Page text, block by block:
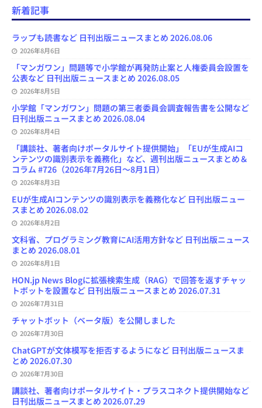
e
b
o
k
s
y
o
o
n
a
s
u
e
C
a
n
n
l
l
新着記事
ラップも読書など 日刊出版ニュースまとめ 2026.08.06
2026年8月6日
「マンガワン」問題等で小学館が再発防止案と人権委員会設置を
公表など 日刊出版ニュースまとめ 2026.08.05
2026年8月5日
小学館「マンガワン」問題の第三者委員会調査報告書を公開など
日刊出版ニュースまとめ 2026.08.04
2026年8月4日
「講談社、著者向けポータルサイト提供開始」「EUが生成AIコ
ンテンツの識別表示を義務化」など、週刊出版ニュースまとめ＆
コラム #726（2026年7月26日～8月1日）
2026年8月3日
EUが生成AIコンテンツの識別表示を義務化など 日刊出版ニュー
スまとめ 2026.08.02
2026年8月2日
文科省、プログラミング教育にAI活用方針など 日刊出版ニュース
まとめ 2026.08.01
2026年8月1日
HON.jp News Blogに拡張検索生成（RAG）で回答を返すチャッ
トボットを設置など 日刊出版ニュースまとめ 2026.07.31
2026年7月31日
チャットボット（ベータ版）を公開しました
2026年7月30日
ChatGPTが文体模写を拒否するようになど 日刊出版ニュースま
とめ 2026.07.30
2026年7月30日
講談社、著者向けポータルサイト・プラスコネクト提供開始など
日刊出版ニュースまとめ 2026.07.29